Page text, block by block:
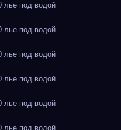
под водой
под водой
под водой
под водой
под водой
под водой